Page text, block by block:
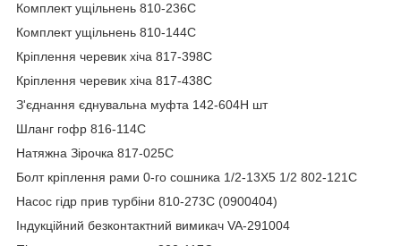
Комплект ущільнень 810-236C
Комплект ущільнень 810-144C
Кріплення черевик хіча 817-398C
Кріплення черевик хіча 817-438C
З'єднання єднувальна муфта 142-604H шт
Шланг гофр 816-114C
Натяжна Зірочка 817-025C
Болт кріплення рами 0-го сошника 1/2-13X5 1/2 802-121C
Насос гідр прив турбіни 810-273C (0900404)
Індукційний безконтактний вимикач VA-291004